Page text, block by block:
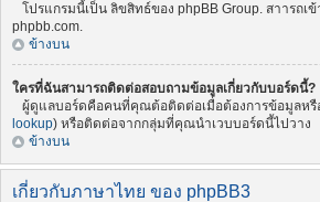
โปรแกรมนี้เป็น ลิขสิทธ์ของ phpBB Group. สาารถเ
phpbb.com.
ข้างบน
ใครที่ฉันสามารถติดต่อสอบถามข้อมูลเกี่ยวกับบอร์ดนี้?
ผู้ดูแลบอร์ดคือคนที่คุณต้อติดต่อเมื่อต้องการข้อมูลหรื
lookup) หรือติดต่อจากกลุ่มที่คุณนำเวบบอร์ดนี้ไปวาง
ข้างบน
เกี่ยวกับภาษาไทย ของ phpBB3